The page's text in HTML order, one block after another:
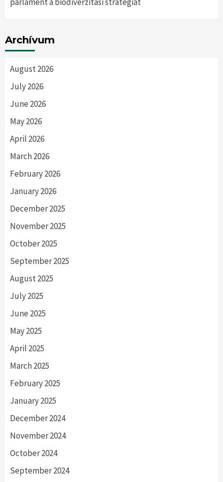
Archívum
August 2026
July 2026
June 2026
May 2026
April 2026
March 2026
February 2026
January 2026
December 2025
November 2025
October 2025
September 2025
August 2025
July 2025
June 2025
May 2025
April 2025
March 2025
February 2025
January 2025
December 2024
November 2024
October 2024
September 2024